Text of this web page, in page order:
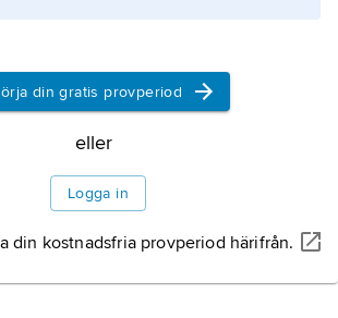
om artikeln
din gratis provperiod
eller
Logga in
din kostnadsfria provperiod härifrån.